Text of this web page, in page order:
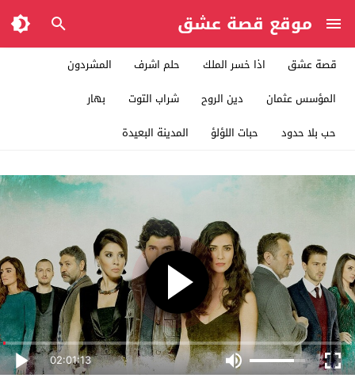
موقع قصة عشق
قصة عشق اذا خسر الملك حلم اشرف
المشردون
المؤسس عثمان
دين الروح شراب التوت
بهار
حب بلا حدود
حبات اللؤلؤ المدينة البعيدة
02:01:13